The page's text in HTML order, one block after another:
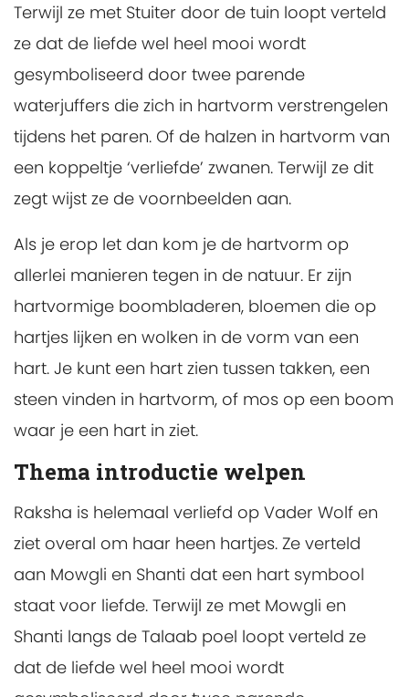
Terwijl ze met Stuiter door de tuin loopt verteld
ze dat de liefde wel heel mooi wordt
gesymboliseerd door twee parende
waterjuffers die zich in hartvorm verstrengelen
tijdens het paren. Of de halzen in hartvorm van
een koppeltje ‘verliefde’ zwanen. Terwijl ze dit
zegt wijst ze de voornbeelden aan.
Als je erop let dan kom je de hartvorm op
allerlei manieren tegen in de natuur. Er zijn
hartvormige boombladeren, bloemen die op
hartjes lijken en wolken in de vorm van een
hart. Je kunt een hart zien tussen takken, een
steen vinden in hartvorm, of mos op een boom
waar je een hart in ziet.
Thema introductie welpen
Raksha is helemaal verliefd op Vader Wolf en
ziet overal om haar heen hartjes. Ze verteld
aan Mowgli en Shanti dat een hart symbool
staat voor liefde. Terwijl ze met Mowgli en
Shanti langs de Talaab poel loopt verteld ze
dat de liefde wel heel mooi wordt